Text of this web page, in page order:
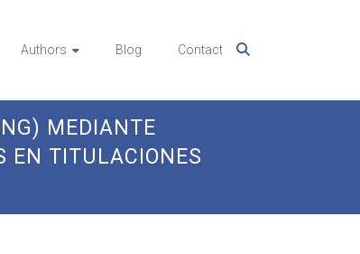
Authors Blog Contact
MEDIANTE
EN TITULACIONES